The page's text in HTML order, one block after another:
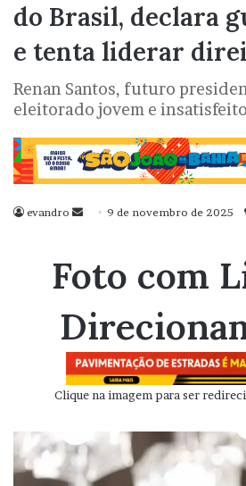
do Brasil, declara
e tenta liderar
Renan Santos, futuro
eleitorado jovem e
evandro
Mande
mail
9 de novembro de 2025
Foto com
Clique na imagem para ser